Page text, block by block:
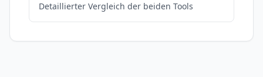
Detaillierter Vergleich der beiden Tools